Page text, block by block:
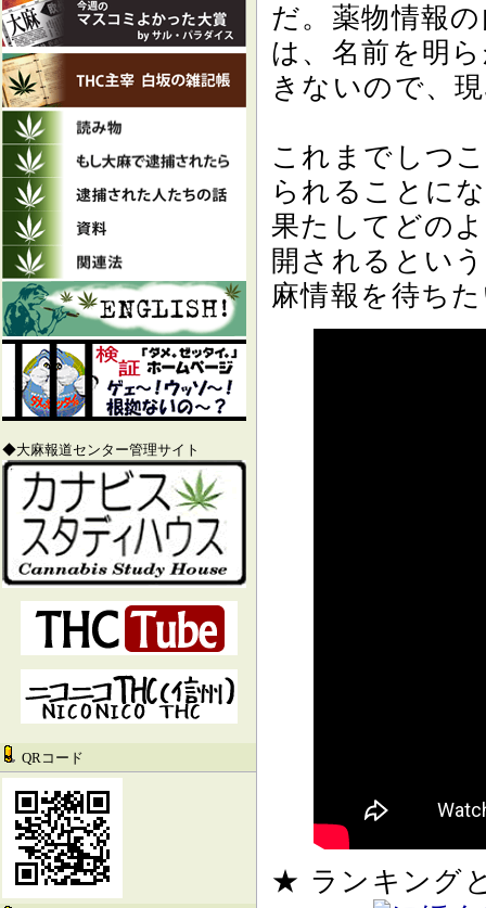
◆大麻報道センター管理サイト
QRコード
だ。薬物情報
は、名前を明
きないので、
これまでしつ
られることに
果たしてどの
開されるとい
麻情報を待ち
★ ランキン